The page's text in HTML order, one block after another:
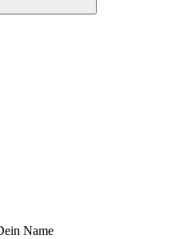
Name